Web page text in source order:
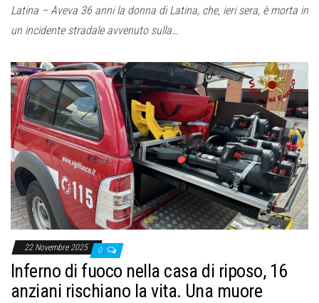
Latina – Aveva 36 anni la donna di Latina, che, ieri sera, è morta in
un incidente stradale avvenuto sulla…
22 Novembre 2025 0
Inferno di fuoco nella casa di riposo, 16
anziani rischiano la vita. Una muore